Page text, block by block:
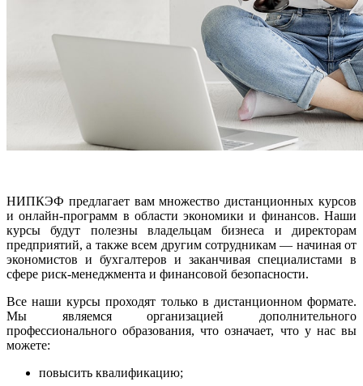
НИПКЭФ предлагает вам множество дистанционных курсов
и онлайн-программ в области экономики и финансов. Наши
курсы будут полезны владельцам бизнеса и директорам
предприятий, а также всем другим сотрудникам — начиная от
экономистов и бухгалтеров и заканчивая специалистами в
сфере риск-менеджмента и финансовой безопасности.
Все наши курсы проходят только в дистанционном формате.
Мы являемся организацией дополнительного
профессионального образования, что означает, что у нас вы
можете:
повысить квалификацию;